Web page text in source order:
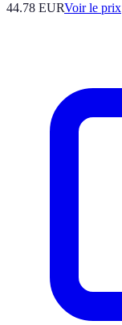
44.78 EURVoir le prix